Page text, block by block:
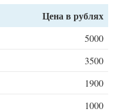
Цена в рублях
5000
3500
1900
1000